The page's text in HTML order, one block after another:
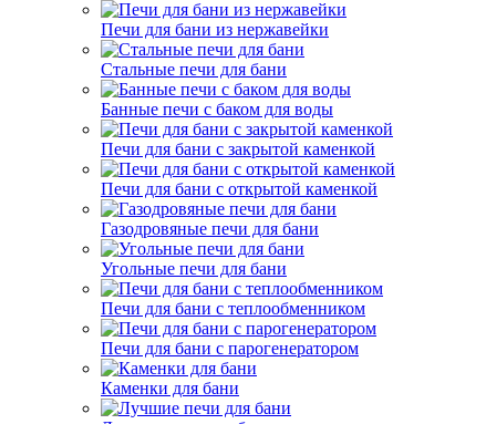
Печи для бани из нержавейки
Стальные печи для бани
Банные печи с баком для воды
Печи для бани с закрытой каменкой
Печи для бани с открытой каменкой
Газодровяные печи для бани
Угольные печи для бани
Печи для бани с теплообменником
Печи для бани с парогенератором
Каменки для бани